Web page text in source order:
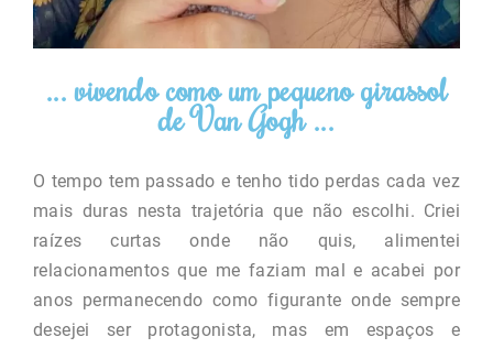
... vivendo como um pequeno girassol
de Van Gogh ...
O tempo tem passado e tenho tido perdas cada vez
mais duras nesta trajetória que não escolhi. Criei
raízes curtas onde não quis, alimentei
relacionamentos que me faziam mal e acabei por
anos permanecendo como figurante onde sempre
desejei ser protagonista, mas em espaços e